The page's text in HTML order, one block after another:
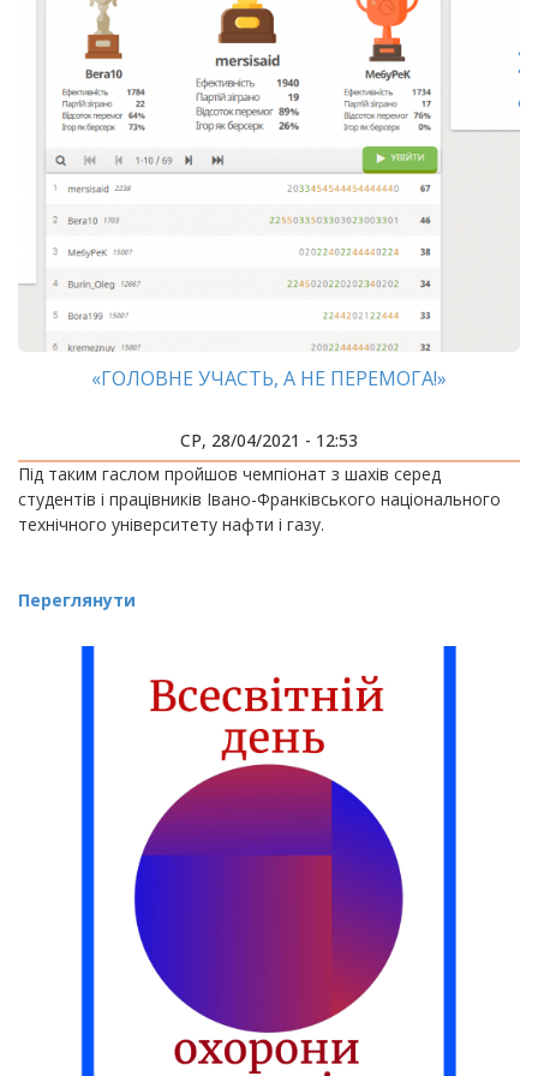
«ГОЛОВНЕ УЧАСТЬ, А НЕ ПЕРЕМОГА!»
СР, 28/04/2021 - 12:53
​​​​​​​Під таким гаслом пройшов чемпіонат з шахів серед
студентів і працівників Івано-Франківського національного
технічного університету нафти і газу.
Переглянути